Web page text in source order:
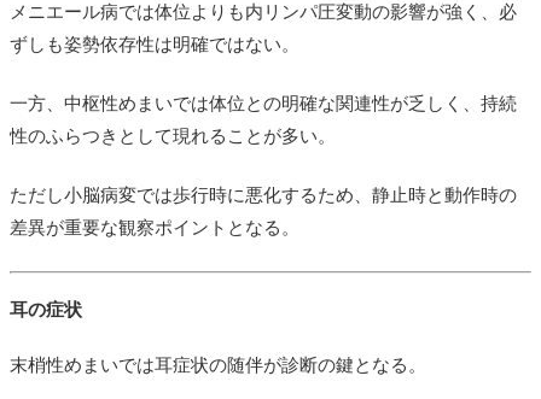
メニエール病では体位よりも内リンパ圧変動の影響が強く、必
ずしも姿勢依存性は明確ではない。
一方、中枢性めまいでは体位との明確な関連性が乏しく、持続
性のふらつきとして現れることが多い。
ただし小脳病変では歩行時に悪化するため、静止時と動作時の
差異が重要な観察ポイントとなる。
耳の症状
末梢性めまいでは耳症状の随伴が診断の鍵となる。